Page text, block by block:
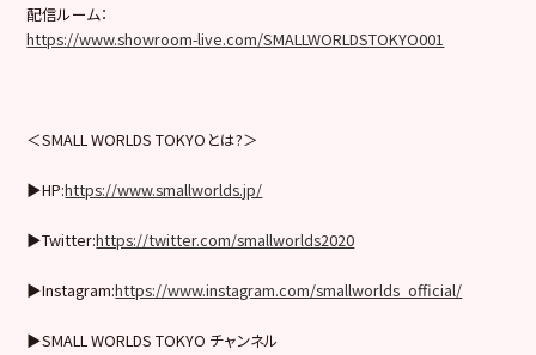
配信ルーム：
https://www.showroom-live.com/SMALLWORLDSTOKYO001
＜SMALL WORLDS TOKYOとは?＞
▶︎HP:https://www.smallworlds.jp/
▶︎Twitter:https://twitter.com/smallworlds2020
▶︎Instagram:https://www.instagram.com/smallworlds_official/
▶︎SMALL WORLDS TOKYO チャンネル